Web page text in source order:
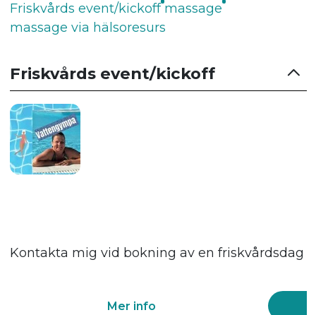
Friskvårds event/kickoff massage
massage via hälsoresurs
Friskvårds event/kickoff
Kontakta mig vid bokning av en friskvårdsdag
Mer info